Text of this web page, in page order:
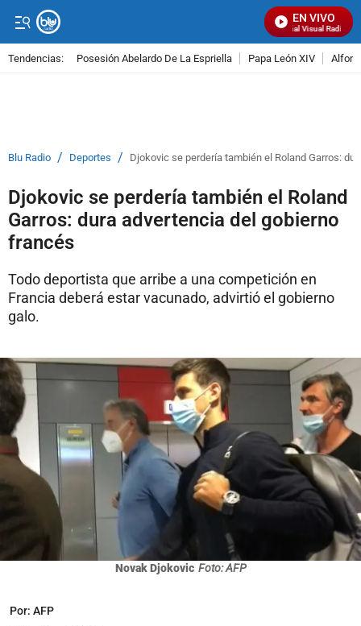
EN VIVO
Señal Visual Radio
Tendencias: Posesión Abelardo De La Espriella Papa León XIV
Blu Radio / Deportes / Djokovic se perdería también el Roland Garros:
Djokovic se perdería también el Roland
Garros: dura advertencia del gobierno
francés
Todo deportista que arribe a una competición en
Francia deberá estar vacunado, advirtió el gobierno
galo.
Novak Djokovic Foto: AFP
Por: AFP